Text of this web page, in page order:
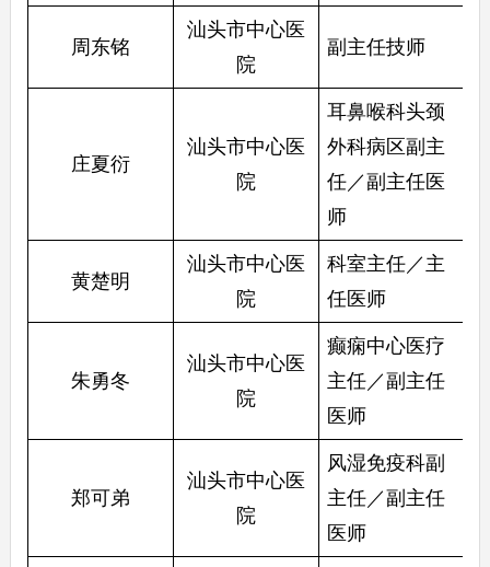
周东铭
汕头市中心医
院
副主任技师
庄夏衍
汕头市中心医
院
耳鼻喉科头颈
外科病区副主
任／副主任医
师
黄楚明
汕头市中心医
院
科室主任／主
任医师
朱勇冬
汕头市中心医
院
癫痫中心医疗
主任／副主任
医师
郑可弟
汕头市中心医
院
风湿免疫科副
主任／副主任
医师